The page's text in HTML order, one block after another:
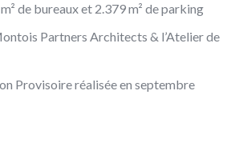
de bureaux et 2.379 m² de parking
Partners Architects & l’Atelier de
Provisoire réalisée en septembre